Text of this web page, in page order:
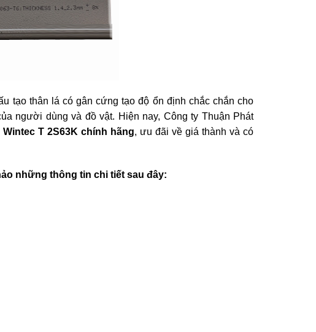
tạo thân lá có gân cứng tạo độ ổn định chắc chắn cho
người dùng và đồ vật. Hiện nay, Công ty Thuận Phát
T 2S63K chính hãng, ưu đãi về giá thành và có
những thông tin chi tiết sau đây: